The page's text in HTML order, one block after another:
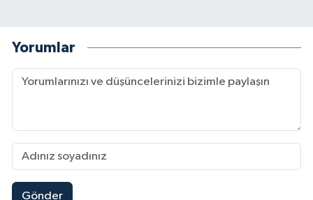
Yorumlar
Gönder